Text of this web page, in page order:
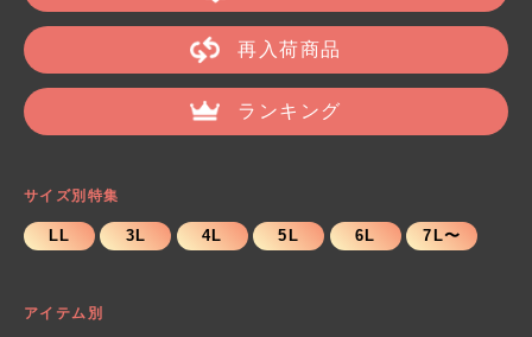
再入荷商品
ランキング
サイズ別特集
LL 3L 4L 5L 6L 7L〜
アイテム別